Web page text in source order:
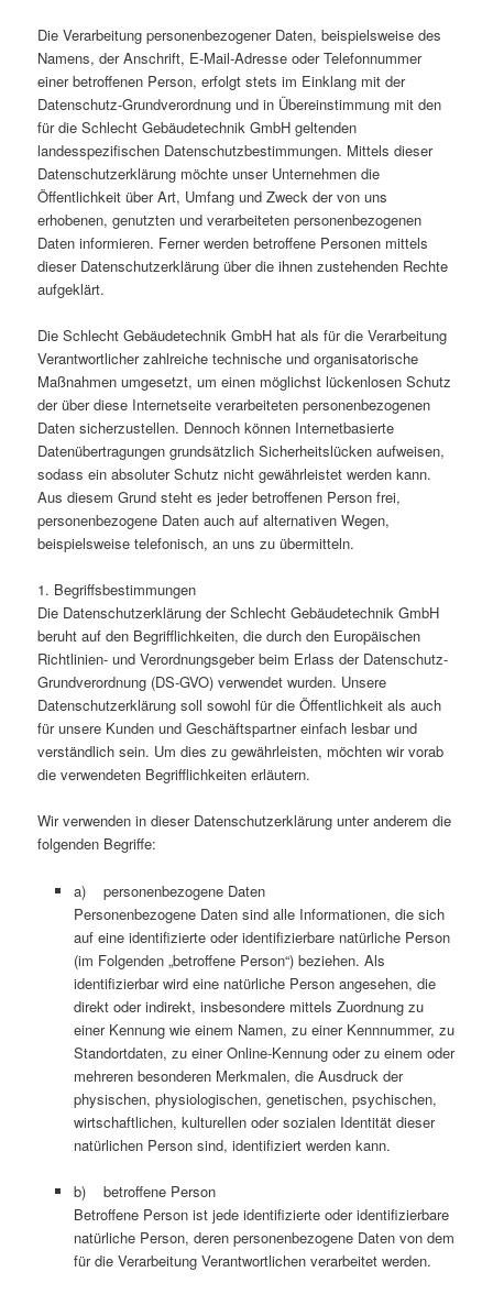
Die Verarbeitung personenbezogener Daten, beispielsweise des
Namens, der Anschrift, E-Mail-Adresse oder Telefonnummer
einer betroffenen Person, erfolgt stets im Einklang mit der
Datenschutz-Grundverordnung und in Übereinstimmung mit den
für die Schlecht Gebäudetechnik GmbH geltenden
landesspezifischen Datenschutzbestimmungen. Mittels dieser
Datenschutzerklärung möchte unser Unternehmen die
Öffentlichkeit über Art, Umfang und Zweck der von uns
erhobenen, genutzten und verarbeiteten personenbezogenen
Daten informieren. Ferner werden betroffene Personen mittels
dieser Datenschutzerklärung über die ihnen zustehenden Rechte
aufgeklärt.
Die Schlecht Gebäudetechnik GmbH hat als für die Verarbeitung
Verantwortlicher zahlreiche technische und organisatorische
Maßnahmen umgesetzt, um einen möglichst lückenlosen Schutz
der über diese Internetseite verarbeiteten personenbezogenen
Daten sicherzustellen. Dennoch können Internetbasierte
Datenübertragungen grundsätzlich Sicherheitslücken aufweisen,
sodass ein absoluter Schutz nicht gewährleistet werden kann.
Aus diesem Grund steht es jeder betroffenen Person frei,
personenbezogene Daten auch auf alternativen Wegen,
beispielsweise telefonisch, an uns zu übermitteln.
1. Begriffsbestimmungen
Die Datenschutzerklärung der Schlecht Gebäudetechnik GmbH
beruht auf den Begrifflichkeiten, die durch den Europäischen
Richtlinien- und Verordnungsgeber beim Erlass der Datenschutz-
Grundverordnung (DS-GVO) verwendet wurden. Unsere
Datenschutzerklärung soll sowohl für die Öffentlichkeit als auch
für unsere Kunden und Geschäftspartner einfach lesbar und
verständlich sein. Um dies zu gewährleisten, möchten wir vorab
die verwendeten Begrifflichkeiten erläutern.
Wir verwenden in dieser Datenschutzerklärung unter anderem die
folgenden Begriffe:
a) personenbezogene Daten
Personenbezogene Daten sind alle Informationen, die sich
auf eine identifizierte oder identifizierbare natürliche Person
(im Folgenden „betroffene Person“) beziehen. Als
identifizierbar wird eine natürliche Person angesehen, die
direkt oder indirekt, insbesondere mittels Zuordnung zu
einer Kennung wie einem Namen, zu einer Kennnummer, zu
Standortdaten, zu einer Online-Kennung oder zu einem oder
mehreren besonderen Merkmalen, die Ausdruck der
physischen, physiologischen, genetischen, psychischen,
wirtschaftlichen, kulturellen oder sozialen Identität dieser
natürlichen Person sind, identifiziert werden kann.
b) betroffene Person
Betroffene Person ist jede identifizierte oder identifizierbare
natürliche Person, deren personenbezogene Daten von dem
für die Verarbeitung Verantwortlichen verarbeitet werden.